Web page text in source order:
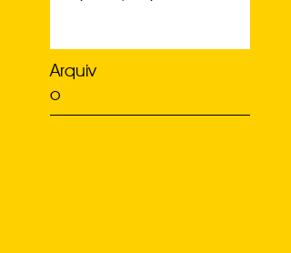
Arquiv
o